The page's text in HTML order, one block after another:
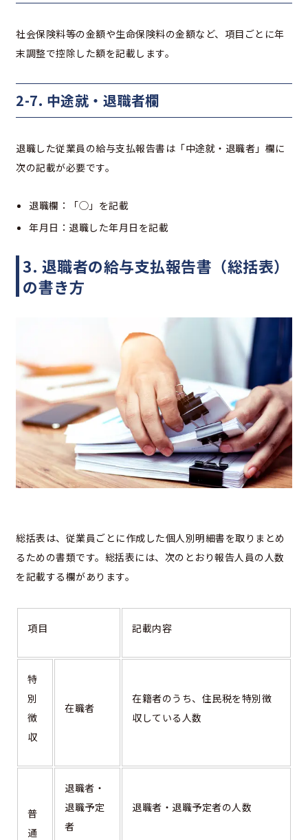
社会保険料等の金額や生命保険料の金額など、項目ごとに年
末調整で控除した額を記載します。
2-7. 中途就・退職者欄
退職した従業員の給与支払報告書は「中途就・退職者」欄に
次の記載が必要です。
退職欄：「◯」を記載
年月日：退職した年月日を記載
3. 退職者の給与支払報告書（総括表）
の書き方
総括表は、従業員ごとに作成した個人別明細書を取りまとめ
るための書類です。総括表には、次のとおり報告人員の人数
を記載する欄があります。
項目 記載内容
特
別
徴
収
在職者
在籍者のうち、住民税を特別徴
収している人数
普
通
退職者・
退職予定
者
退職者・退職予定者の人数